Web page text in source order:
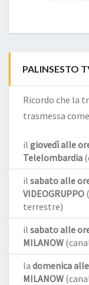
PALINSESTO
Ricordo che la
trasmessa
il giovedì alle
Telelombardia
il sabato alle
VIDEOGRUPPO
terrestre)
il sabato alle
MILANOW
la domenica
MILANOW